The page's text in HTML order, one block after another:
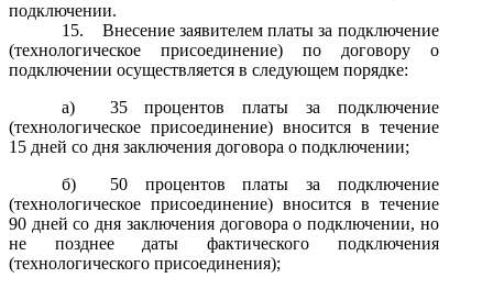
подключении.
15.
Внесение заявителем платы за подключение
(технологическое присоединение) по договору о
подключении осуществляется в следующем порядке:
а) 35 процентов платы за подключение
(технологическое присоединение) вносится в течение
15 дней со дня заключения договора о подключении;
б) 50 процентов платы за подключение
(технологическое присоединение) вносится в течение
90 дней со дня заключения договора о подключении, но
не позднее даты фактического подключения
(технологического присоединения);